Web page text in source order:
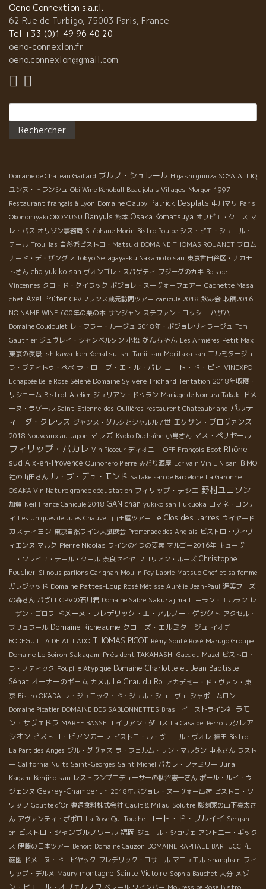
Oeno Connextion s.a.r.l.
62 Rue de Turbigo, 75003 Paris, France
Tel +33 (0)1 49 96 40 20
oeno-connexion.fr
oeno.connexion@gmail.com
Domaine de Chateau Gaillard ブルノ・シュレール Higashi guinza SOYA ALLIQ
ユンヌ・トランシュ Obi Wine Kenobull Beaujolais Villages Morgon 1997
Restaurant français à Lyon Domaine Gauby Patrick Desplats 中川マリ Paris
Okonomiyaki OKOMUSU Banyuls 熊本 Osaka Komatsuya オリビエ・クロス マ
レ・バス オリゾン事務局 Stéphane Morin Bistro Poulpe シス・ピエ・シュール・
テール Trouillas 自然派ビストロ・Matsuki DOMAINE THOMAS ROUANET プロム
ナード・デ・ザングレ Tokyo Setagaya-ku Nakamoto san 東京世田谷区・ナカモ
トさん cho yukiko san ヴォンゴレ・スパゲティ ブジーグのカキ Bois de
Vincennes クロ・ド・タイラック ボジョレ・ヌーヴォーフェアー Cachette Masa
chef Axel Prüfer CPVフランス蔵元訪問ツアー canicule 2018 飲み会 収穫2016
NO NAME WINE 600年の栗の木 サンジャン ステファン・ロッシェ パザパ
Domaine Coudoulet レ・フラー・ルージュ 2018年・ボジョレヴィラージュ Tom
Gauthier ジュヴレイ・シャンベルタン 小松 がんちゃん Les Armières Petit Max
東京の夜景 Ishikawa-ken Komatsu-shi Tanii-san Moritaka san エルミタージュ
ラ・プティトゥ・ペペ ラ・ローブ・エ・ル・パレ コート・ド・ピィ VINEXPO
Echappée Belle Rose Séléné Domaine Sylvère Trichard Tentation 2018年収穫・
リショーム Bistrot Atelier ジュリアン・ドゥラン Mariage de Nomura Takaki ドメ
ーヌ・ラゲール Saint-Etienne-des-Oullières restaurent Chateaubriand パルテ
ィーダ・クレウス ジャンヌ・ダルクとシャルル７世 エクサン・プロヴァンス
2018 Nouveaux au Japon マラガ Kyoko Duchaîne 小島さん マス・ぺリセール
フィリップ・パカレ Vin Picoeur ディオニー OFF François Ecot Rhône
sud Aix-en-Provence Quinonero Pierre みどり酒屋 Ecrivain Vin LIN san ＢＭО
社の山田さん ル・ブ・デュ・モンド Satake san de Barcelone La Garonne
OSAKA Vin Nature grande dégustation フィリップ・テシエ 野村ユニソン
加賀 Neil France Canicule 2018 GAN chan yukiko san Fukuoka ロマネ・コンテ
ィ Les Uniques de Jules Chauvet 山田屋ツアー Le Clos des Jarres ウイヤード
カスティヨン 東京自然ワイン大試飲会 Promenade des Anglais ビストロ・ヴィヴ
ィエンヌ マルク Pierre Nicolas ワインの4つの要素 マルゴー2016年 キューヴ
ェ・ソレイユ・テール・クール 奈良セイヤ フロリアン・ルーズ Christophe
Foucher Si nous parlions Carignan Moulin Pey Labrie Matsuo Chef et sa femme
ガレジャッド Domaine Pattes-Loup Rosé Métisse Aurélie Jean-Paul 渥美フーズ
の森さん パヴロ CPVの石川君 Domaine Sabre Sakurajima ローラン・エルラン レ
ーザン・ゴロワ ドメーヌ・フレデリック・エ・アルノー・ゲシクト アクセル・
プリュフール Domaine Richeaume クローズ・エルミタージュ イオデ
BODEGUILLA DE AL LADO THOMAS PICOT Rémy Soulié Rosé Marugo Groupe
Domaine Le Boiron Sakagami Président TAKAHASHI Gaec du Mazel ビストロ・
ラ・ノティック Poupille Atypique Domaine Charlotte et Jean Baptiste
Sénat オーナーのギヨム カメル Le Grau du Roi アカデミー・ド・ヴァン・東
京 Bistro OKADA レ・ジュニック・ド・ジュル・ショーヴェ シャポームロン
Domaine Picatier DOMAINE DES SABLONNETTES Brasil イーストライン社 ラモ
ン・サヴェドラ MAREE BASSE エイリアン・ダロス La Casa del Perro ルクレア
シオン ビストロ・ビアンカーラ ビストロ・ル・ヴェール・ヴォレ 神田 Bistro
La Part des Anges ジル・ダヴァス ラ・フェルム・サン・マルタン 中本さん ラスト
ー California Nuits Saint-Georges Saint Michel パカレ・ファミリー Jura
Kagami Kenjiro san レストランプロデューサーの柳沼憲一さん ポール・ルイ・ウ
ジェンヌ Gevrey-Chambertin 2018年ボジョレ・ヌーヴォー出荷 ビストロ・ソ
ワッフ Goutte d’Or 豊通食料株式会社 Gault & Millau Solutré 彫刻家の山下亮太さ
ん アヴァンティ・ポポロ La Rose Qui Touche コート・ド・ブルイイ Sengan-
en ビストロ・シャンブルノワール 福岡 ジュール・ショヴェ アントニー・ギック
ス 伊藤の日本ツアー Benoit Domaine Cauzon DOMAINE RAPHAEL BARTUCCI 仙
巌園 ドメーヌ・ドーピヤック フレデリック・コサール マニュエル shanghain フィ
リップ・デルメ Maury montagne Sainte Victoire Sophia Bauchet 大分 メゾ
ン・ピエール・オヴェルノワ ベレール ワインバー Mouressipe Rosé Bistro